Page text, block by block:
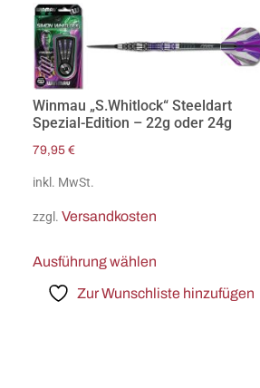
Winmau „S.Whitlock“ Steeldart
Spezial-Edition – 22g oder 24g
79,95 €
inkl. MwSt.
zzgl. Versandkosten
Ausführung wählen
Zur Wunschliste hinzufügen